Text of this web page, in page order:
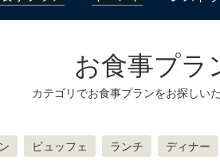
お食事プラ
カテゴリでお食事プランをお探しいた
ビュッフェ ランチ ディナー